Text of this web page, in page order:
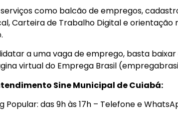
como balcão de empregos,
Carteira de Trabalho Digital e orientação
a uma vaga de emprego, basta baixar
virtual do Emprega Brasil
Sine Municipal de Cuiabá:
Popular: das 9h às 17h – Telefone e